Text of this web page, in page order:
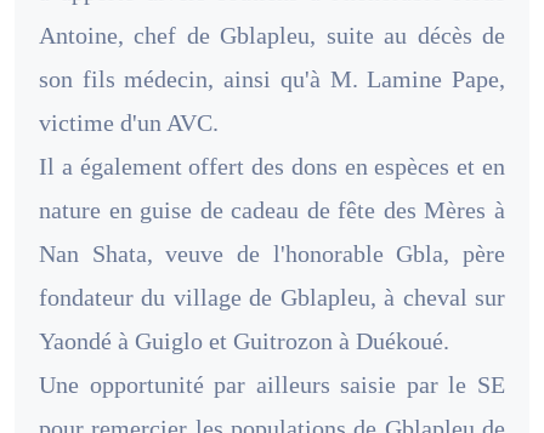
Antoine, chef de Gblapleu, suite au décès de
son fils médecin, ainsi qu'à M. Lamine Pape,
victime d'un AVC.
Il a également offert des dons en espèces et en
nature en guise de cadeau de fête des Mères à
Nan Shata, veuve de l'honorable Gbla, père
fondateur du village de Gblapleu, à cheval sur
Yaondé à Guiglo et Guitrozon à Duékoué.
Une opportunité par ailleurs saisie par le SE